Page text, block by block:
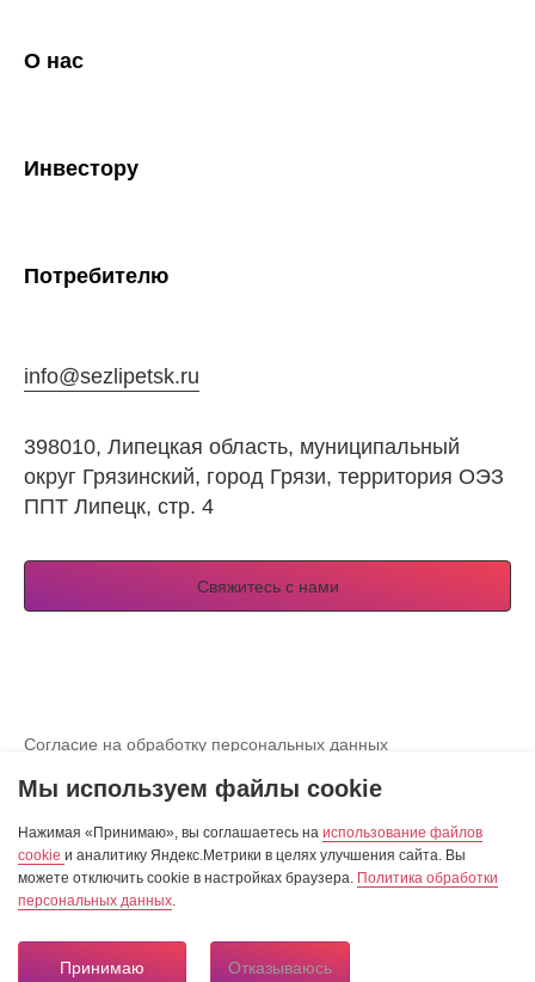
info@sezlipetsk.ru
398010, Липецкая область, муниципальный
округ Грязинский, город Грязи, территория ОЭЗ
ППТ Липецк, стр. 4
Свяжитесь с нами
О нас
Инвестору
Потребителю
© 2007–2026, АО «Особая экономическая зона
Разработка сайта — студия «Сибирикс»
Согласие на обработку персональных данных
Мы используем файлы cookie
Нажимая «Принимаю», вы соглашаетесь на использование файлов
cookie и аналитику Яндекс.Метрики в целях улучшения сайта. Вы
можете отключить cookie в настройках браузера. Политика обработки
персональных данных.
Принимаю Отказываюсь